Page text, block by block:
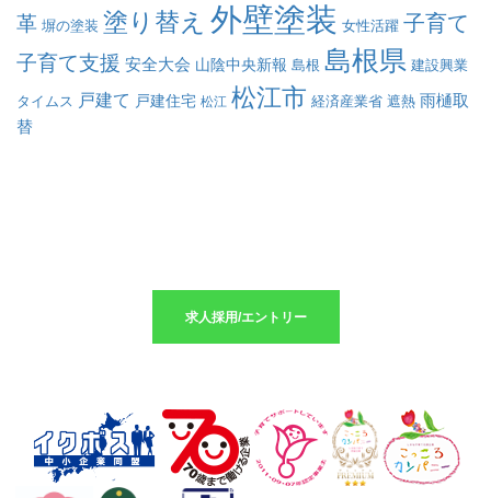
革 塀の塗装 塗り替え 外壁塗装 女性活躍 子育て
子育て支援 安全大会 山陰中央新報 島根 島根県 建設興業
タイムス 戸建て 戸建住宅 松江 松江市 経済産業省 遮熱 雨樋取
替
求人採用/エントリー